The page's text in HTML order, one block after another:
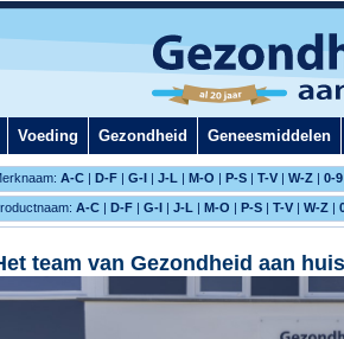
Voeding Gezondheid Geneesmiddelen
A-C | D-F | G-I | J-L | M-O | P-S | T-V | W-Z | 0-9
A-C | D-F | G-I | J-L | M-O | P-S | T-V | W-Z |
team van Gezondheid aan huis